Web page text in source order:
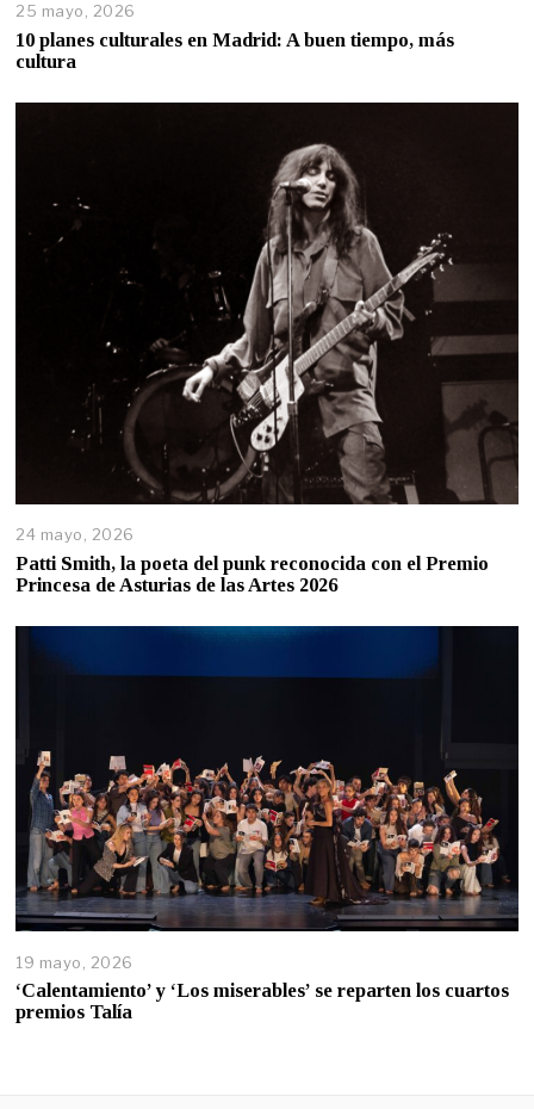
25 mayo, 2026
10 planes culturales en Madrid: A buen tiempo, más
cultura
24 mayo, 2026
Patti Smith, la poeta del punk reconocida con el Premio
Princesa de Asturias de las Artes 2026
19 mayo, 2026
‘Calentamiento’ y ‘Los miserables’ se reparten los cuartos
premios Talía